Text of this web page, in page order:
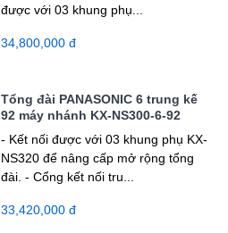
được với 03 khung phụ...
34,800,000 đ
Tổng đài PANASONIC 6 trung kế
92 máy nhánh KX-NS300-6-92
- Kết nối được với 03 khung phụ KX-
NS320 để nâng cấp mở rộng tổng
đài. - Cổng kết nối tru...
33,420,000 đ